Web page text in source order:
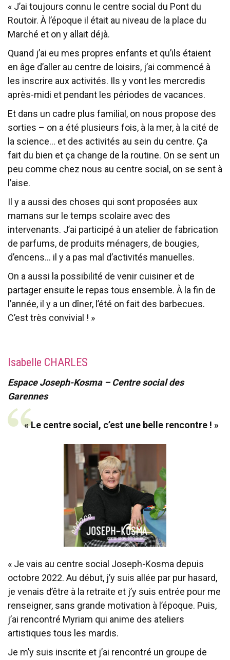
« J’ai toujours connu le centre social du Pont du
Routoir. À l’époque il était au niveau de la place du
Marché et on y allait déjà.
Quand j’ai eu mes propres enfants et qu’ils étaient
en âge d’aller au centre de loisirs, j’ai commencé à
les inscrire aux activités. Ils y vont les mercredis
après-midi et pendant les périodes de vacances.
Et dans un cadre plus familial, on nous propose des
sorties – on a été plusieurs fois, à la mer, à la cité de
la science… et des activités au sein du centre. Ça
fait du bien et ça change de la routine. On se sent un
peu comme chez nous au centre social, on se sent à
l’aise.
Il y a aussi des choses qui sont proposées aux
mamans sur le temps scolaire avec des
intervenants. J’ai participé à un atelier de fabrication
de parfums, de produits ménagers, de bougies,
d’encens… il y a pas mal d’activités manuelles.
On a aussi la possibilité de venir cuisiner et de
partager ensuite le repas tous ensemble. À la fin de
l’année, il y a un dîner, l’été on fait des barbecues.
C’est très convivial ! »
Isabelle CHARLES
Espace Joseph-Kosma – Centre social des
Garennes
« Le centre social, c’est une belle rencontre ! »
« Je vais au centre social Joseph-Kosma depuis
octobre 2022. Au début, j’y suis allée par pur hasard,
je venais d’être à la retraite et j’y suis entrée pour me
renseigner, sans grande motivation à l’époque. Puis,
j’ai rencontré Myriam qui anime des ateliers
artistiques tous les mardis.
Je m’y suis inscrite et j’ai rencontré un groupe de